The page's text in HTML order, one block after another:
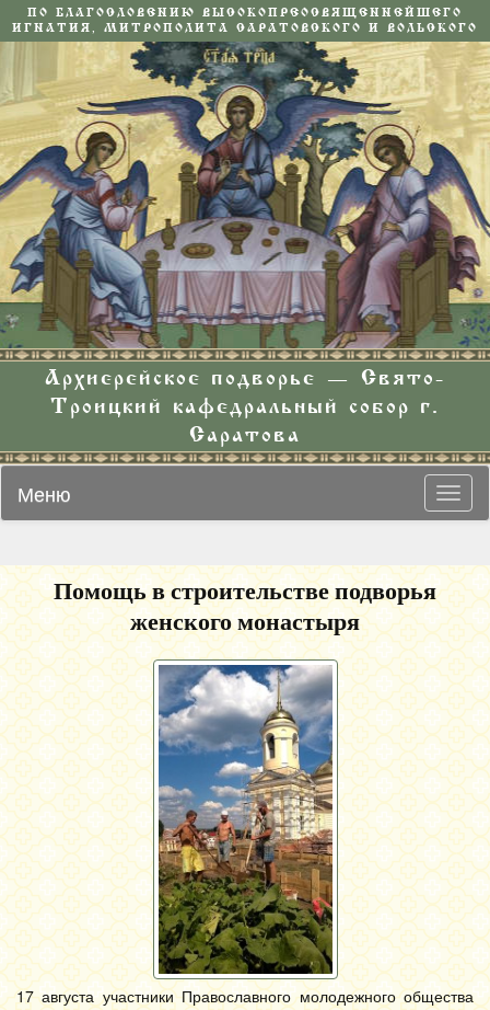
ПО БЛАГОСЛОВЕНИЮ ВЫСОКОПРЕОСВЯЩЕННЕЙШЕГО
ИГНАТИЯ, МИТРОПОЛИТА САРАТОВСКОГО И ВОЛЬСКОГО
Архиерейское подворье — Свято-
Троицкий кафедральный собор г.
Саратова
Меню
Помощь в строительстве подворья
женского монастыря
17 августа участники Православного молодежного общества